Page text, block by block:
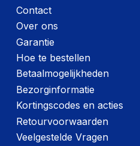
Gewicht:
Contact
Over ons
Garantie
Hoe te bestellen
Betaalmogelijkheden
Bezorginformatie
Kortingscodes en acties
Retourvoorwaarden
Veelgestelde Vragen